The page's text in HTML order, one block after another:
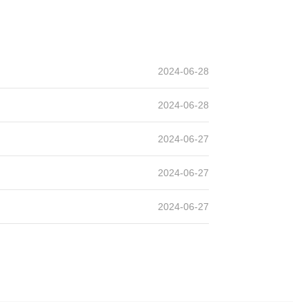
石灰岩、煤矸石等
2024-06-28
2024-06-28
2024-06-27
2024-06-27
2024-06-27